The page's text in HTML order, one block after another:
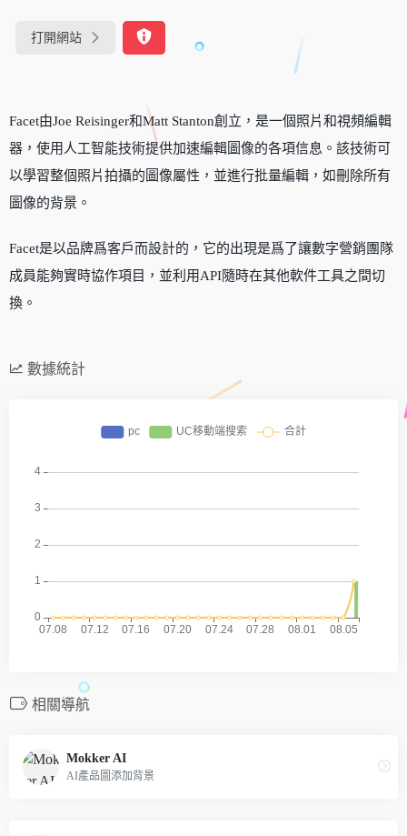
打開網站
Facet由Joe Reisinger和Matt Stanton創立，是一個照片和視頻編輯
器，使用人工智能技術提供加速編輯圖像的各項信息。該技術可
以學習整個照片拍攝的圖像屬性，並進行批量編輯，如刪除所有
圖像的背景。
Facet是以品牌爲客戶而設計的，它的出現是爲了讓數字營銷團隊
成員能夠實時協作項目，並利用API隨時在其他軟件工具之間切
換。
數據統計
相關導航
Mokker AI
AI產品圖添加背景